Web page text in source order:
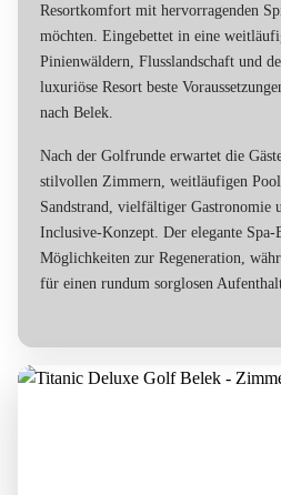
Resortkomfort mit hervorragenden
möchten. Eingebettet in eine
Pinienwäldern, Flusslandschaft und
luxuriöse Resort beste
nach Belek.
Nach der Golfrunde erwartet die
stilvollen Zimmern, weitläufigen
Sandstrand, vielfältiger Gastronomie
Inclusive-Konzept. Der elegante Spa-
Möglichkeiten zur Regeneration,
für einen rundum sorglosen